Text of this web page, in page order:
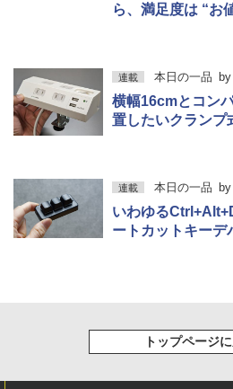
ら、満足度は “お
連載 本日の一品 by
横幅16cmとコン
置したいクランプ
連載 本日の一品 by
いわゆる
ートカットキーデ
トップページ